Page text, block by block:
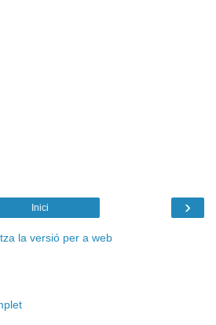
›
Inici
la versió per a web